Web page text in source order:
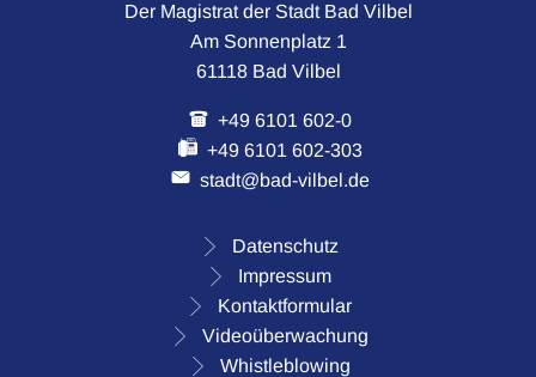
Der Magistrat der Stadt Bad Vilbel
Am Sonnenplatz 1
61118 Bad Vilbel
+49 6101 602-0
+49 6101 602-303
stadt@bad-vilbel.de
Datenschutz
Impressum
Kontaktformular
Videoüberwachung
Whistleblowing